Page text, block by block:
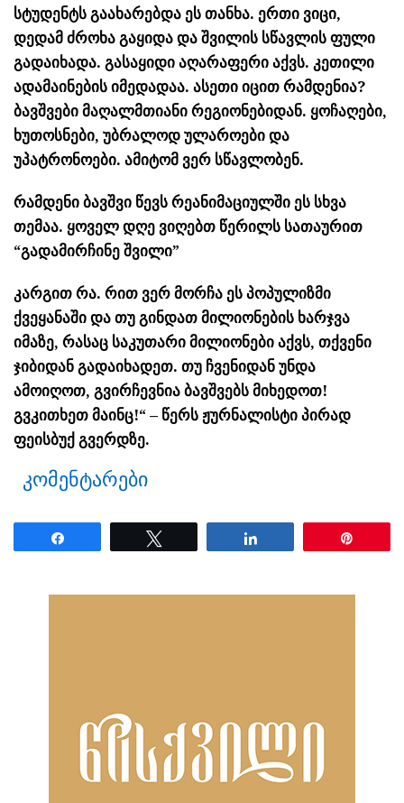
სტუდენტს გაახარებდა ეს თანხა. ერთი ვიცი,
დედამ ძროხა გაყიდა და შვილის სწავლის ფული
გადაიხადა. გასაყიდი აღარაფერი აქვს. კეთილი
ადამაინების იმედადაა. ასეთი იცით რამდენია?
ბავშვები მაღალმთიანი რეგიონებიდან. ყოჩაღები,
ხუთოსნები, უბრალოდ ულაროები და
უპატრონოები. ამიტომ ვერ სწავლობენ.
რამდენი ბავშვი წევს რეანიმაციულში ეს სხვა
თემაა. ყოველ დღე ვიღებთ წერილს სათაურით
“გადამირჩინე შვილი”
კარგით რა. რით ვერ მორჩა ეს პოპულიზმი
ქვეყანაში და თუ გინდათ მილიონების ხარჯვა
იმაზე, რასაც საკუთარი მილიონები აქვს, თქვენი
ჯიბიდან გადაიხადეთ. თუ ჩვენიდან უნდა
ამოიღოთ, გვირჩევნია ბავშვებს მიხედოთ!
გვკითხეთ მაინც!“ – წერს ჟურნალისტი პირად
ფეისბუქ გვერდზე.
კომენტარები